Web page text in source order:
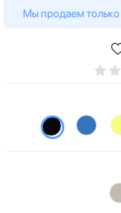
Мы продаем только